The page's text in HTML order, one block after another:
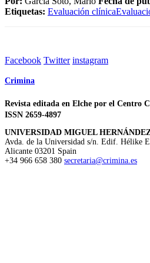
Etiquetas: Evaluación clínica
Facebook Twitter instagram
Crimina
Revista editada en Elche por el Centro
ISSN 2659-4897
UNIVERSIDAD MIGUEL
Avda. de la Universidad s/n. Edif. Hélike
Alicante 03201 Spain
+34 966 658 380 secretaria@crimina.es